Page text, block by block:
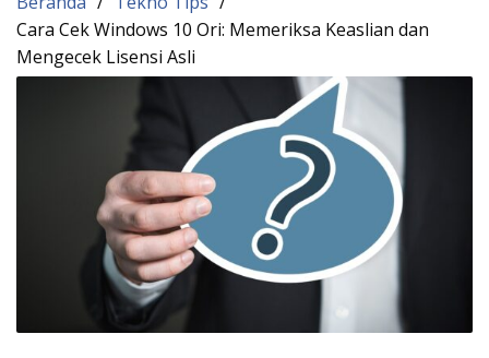
Cara Cek Windows 10 Ori: Memeriksa Keaslian dan
Mengecek Lisensi Asli